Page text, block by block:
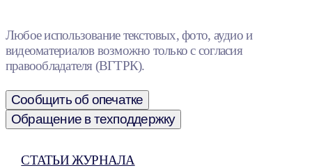
Любое использование текстовых, фото, аудио и
видеоматериалов возможно только с согласия
правообладателя (ВГТРК).
Сообщить об опечатке
Обращение в техподдержку
СТАТЬИ ЖУРНАЛА